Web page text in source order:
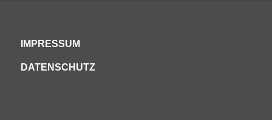
IMPRESSUM
DATENSCHUTZ